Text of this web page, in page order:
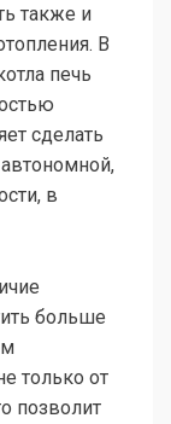
также и
В
печь
сделать
в
больше
только от
позволит